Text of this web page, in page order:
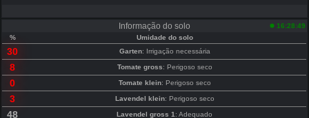
Informação do solo
16:28:49
%
Umidade do solo
30 Garten: Irrigação necessária
8 Tomate gross: Perigoso seco
0 Tomate klein: Perigoso seco
3 Lavendel klein: Perigoso seco
48 Lavendel gross 1 : Adequado